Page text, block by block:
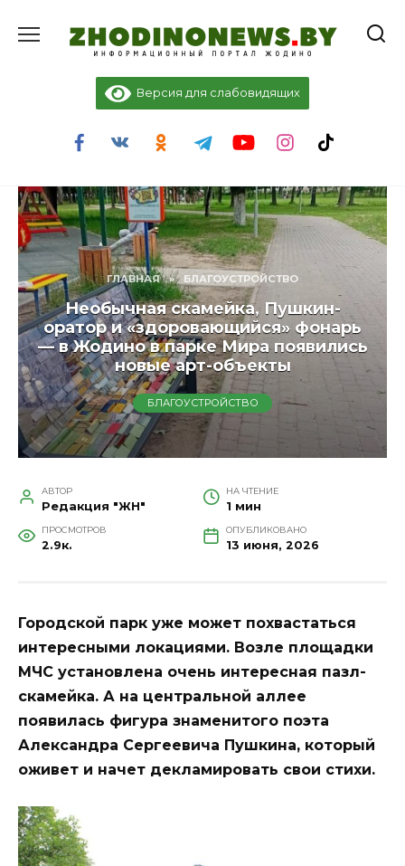
содержанию
Версия для слабовидящих
ГЛАВНАЯ » БЛАГОУСТРОЙСТВО
Необычная скамейка, Пушкин-
оратор и «здоровающийся» фонарь
— в Жодино в парке Мира появились
новые арт-объекты
БЛАГОУСТРОЙСТВО
АВТОР
Редакция "ЖН"
НА ЧТЕНИЕ
1 мин
ПРОСМОТРОВ
2.9к.
ОПУБЛИКОВАНО
13 июня, 2026
Городской парк уже может похвастаться
интересными локациями. Возле площадки
МЧС установлена очень интересная пазл-
скамейка. А на центральной аллее
появилась фигура знаменитого поэта
Александра Сергеевича Пушкина, который
оживет и начет декламировать свои стихи.